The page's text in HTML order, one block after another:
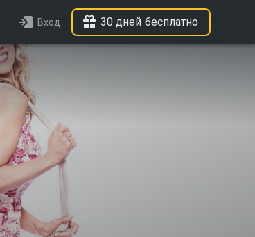
Вход 30 дней бесплатно